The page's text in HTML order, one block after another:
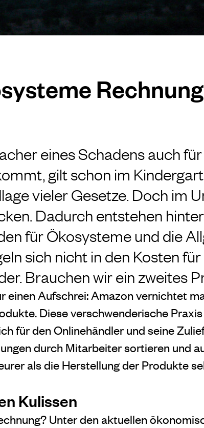
eines Schadens auch
gilt schon im
vieler Gesetze. Doch im
Dadurch entstehen
für Ökosysteme und die
sich nicht in den Kosten
Brauchen wir ein zweites
einen Aufschrei: Amazon vernichtet
Diese verschwenderische
für den Onlinehändler und seine
durch Mitarbeiter sortieren und
als die Herstellung der Produkte
Kulissen
Unter den aktuellen